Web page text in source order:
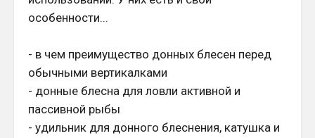
особенности...
- в чем преимущество донных блесен перед
обычными вертикалками
- донные блесна для ловли активной и
пассивной рыбы
- удильник для донного блеснения, катушка и